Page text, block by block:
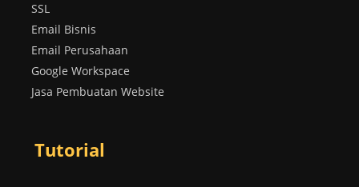
SSL
Email Bisnis
Email Perusahaan
Google Workspace
Jasa Pembuatan Website
Tutorial